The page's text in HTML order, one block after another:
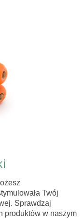
Twój
Sprawdzaj
produktów w naszym